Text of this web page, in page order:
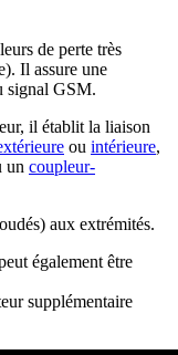
de perte très
Il assure une
signal GSM.
il établit la liaison
ou intérieure,
un coupleur-
aux extrémités.
également être
supplémentaire